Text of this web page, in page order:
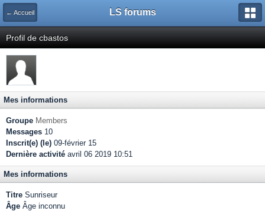
← Accueil LS forums
Profil de cbastos
Mes informations
Groupe Members
Messages 10
Inscrit(e) (le) 09-février 15
Dernière activité avril 06 2019 10:51
Mes informations
Titre Sunriseur
Âge Âge inconnu